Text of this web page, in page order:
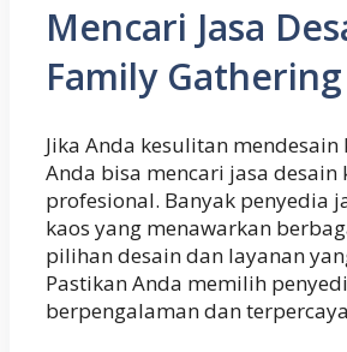
Mencari Jasa
Family Gathering
Jika Anda kesulitan mendesain
Anda bisa mencari jasa desain
profesional. Banyak penyedia
kaos yang menawarkan
pilihan desain dan layanan
Pastikan Anda memilih
berpengalaman dan